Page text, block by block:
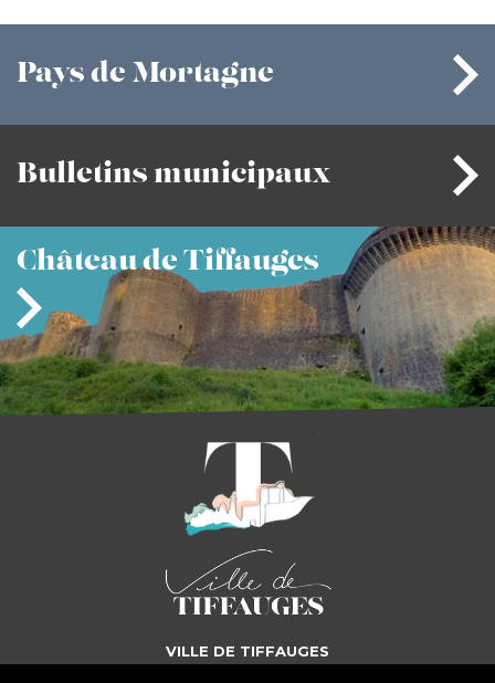
Pays de Mortagne
Bulletins municipaux
Châteaude Tiffauges
VILLE DE TIFFAUGES